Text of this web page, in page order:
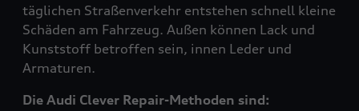
täglichen Straßenverkehr entstehen schnell kleine
Schäden am Fahrzeug. Außen können Lack und
Kunststoff betroffen sein, innen Leder und
Armaturen.
Die Audi Clever Repair-Methoden sind: